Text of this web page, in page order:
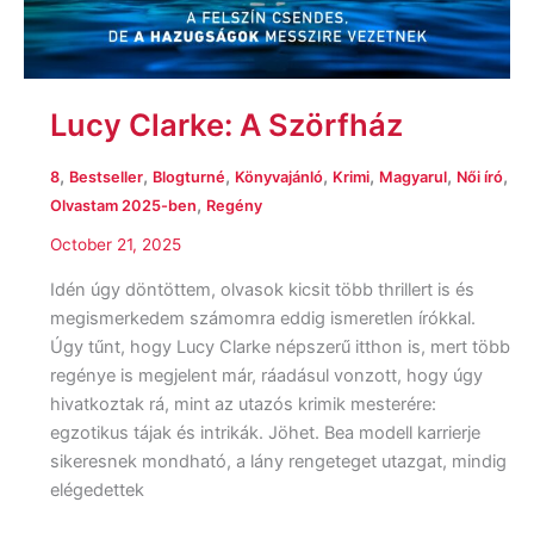
Lucy Clarke: A ​Szörfház
8, Bestseller, Blogturné, Könyvajánló, Krimi, Magyarul, Női író,
Olvastam 2025-ben, Regény
October 21, 2025
Idén úgy döntöttem, olvasok kicsit több thrillert is és
megismerkedem számomra eddig ismeretlen írókkal.
Úgy tűnt, hogy Lucy Clarke népszerű itthon is, mert több
regénye is megjelent már, ráadásul vonzott, hogy úgy
hivatkoztak rá, mint az utazós krimik mesterére:
egzotikus tájak és intrikák. Jöhet. Bea modell karrierje
sikeresnek mondható, a lány rengeteget utazgat, mindig
elégedettek